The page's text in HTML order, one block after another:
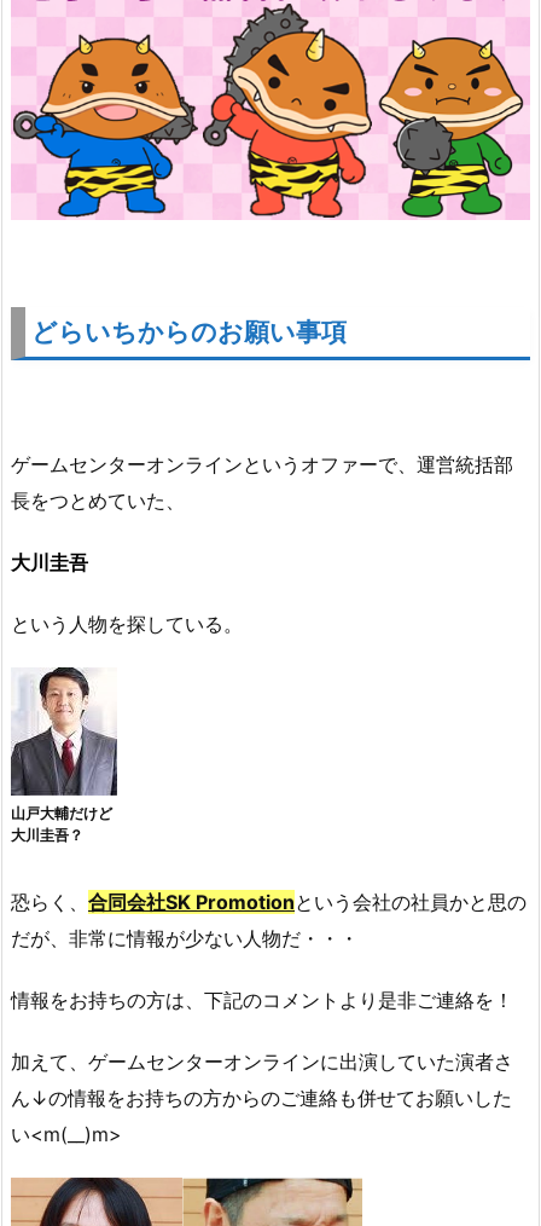
どらいちからのお願い事項
ゲームセンターオンラインというオファーで、運営統括部
長をつとめていた、
大川圭吾
という人物を探している。
山戸大輔だけど
大川圭吾？
恐らく、 合同会社SK Promotionという会社の社員かと思の
だが、非常に情報が少ない人物だ・・・
情報をお持ちの方は、下記のコメントより是非ご連絡を！
加えて、ゲームセンターオンラインに出演していた演者さ
ん↓の情報をお持ちの方からのご連絡も併せてお願いした
い<m(__)m>